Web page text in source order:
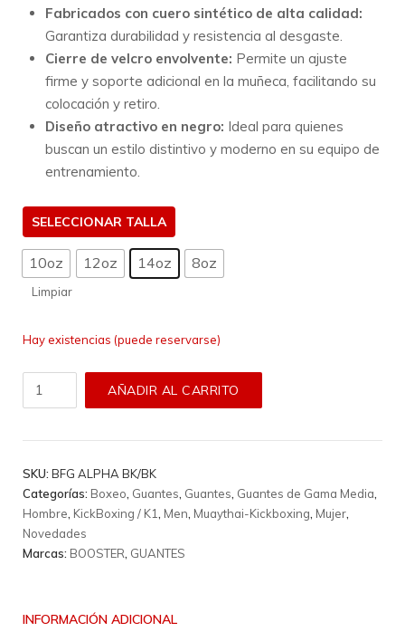
Fabricados con cuero sintético de alta calidad:
Garantiza durabilidad y resistencia al desgaste.
Cierre de velcro envolvente: Permite un ajuste
firme y soporte adicional en la muñeca, facilitando su
colocación y retiro.
Diseño atractivo en negro: Ideal para quienes
buscan un estilo distintivo y moderno en su equipo de
entrenamiento.
TALLA
10oz 12oz 14oz 8oz
Limpiar
Hay existencias (puede reservarse)
Guantes
BFG
BK/BLACK
cantidad
AÑADIR AL CARRITO
SKU: BFG ALPHA BK/BK
Categorías: Boxeo Guantes Guantes Guantes de Gama Media
Hombre KickBoxing / K1 Men Muaythai-Kickboxing Mujer
Novedades
Marcas: BOOSTER GUANTES
INFORMACIÓN ADICIONAL